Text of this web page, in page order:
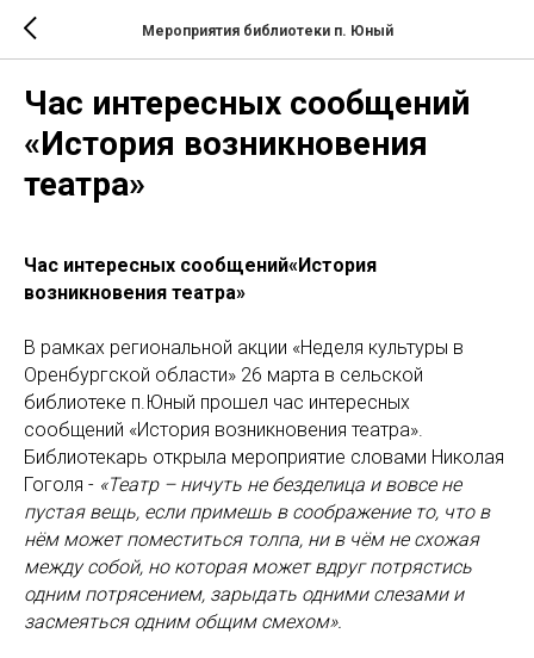
Мероприятия библиотеки п. Юный
Час интересных сообщений
«История возникновения
театра»
Час интересных сообщений«История
возникновения театра»
В рамках региональной акции «Неделя культуры в
Оренбургской области» 26 марта в сельской
библиотеке п.Юный прошел час интересных
сообщений «История возникновения театра».
Библиотекарь открыла мероприятие словами Николая
Гоголя - «Театр – ничуть не безделица и вовсе не
пустая вещь, если примешь в соображение то, что в
нём может поместиться толпа, ни в чём не схожая
между собой, но которая может вдруг потрястись
одним потрясением, зарыдать одними слезами и
засмеяться одним общим смехом».